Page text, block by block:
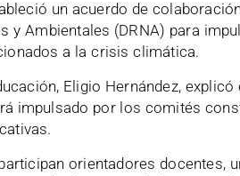
un acuerdo de
y Ambientales (DRNA) para
a la crisis climática.
Eligio Hernández,
impulsado por los comités
orientadores docentes,